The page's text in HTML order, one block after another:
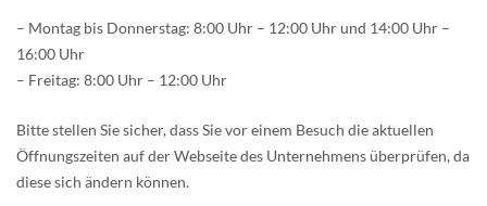
– Montag bis Donnerstag: 8:00 Uhr – 12:00 Uhr und 14:00 Uhr –
16:00 Uhr
– Freitag: 8:00 Uhr – 12:00 Uhr
Bitte stellen Sie sicher, dass Sie vor einem Besuch die aktuellen
Öffnungszeiten auf der Webseite des Unternehmens überprüfen, da
diese sich ändern können.